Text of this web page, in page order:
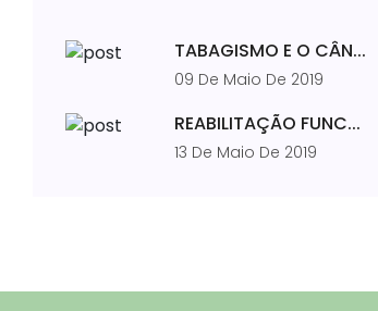
TABAGISMO E O CÂN...
09 De Maio De 2019
REABILITAÇÃO FUNC...
13 De Maio De 2019